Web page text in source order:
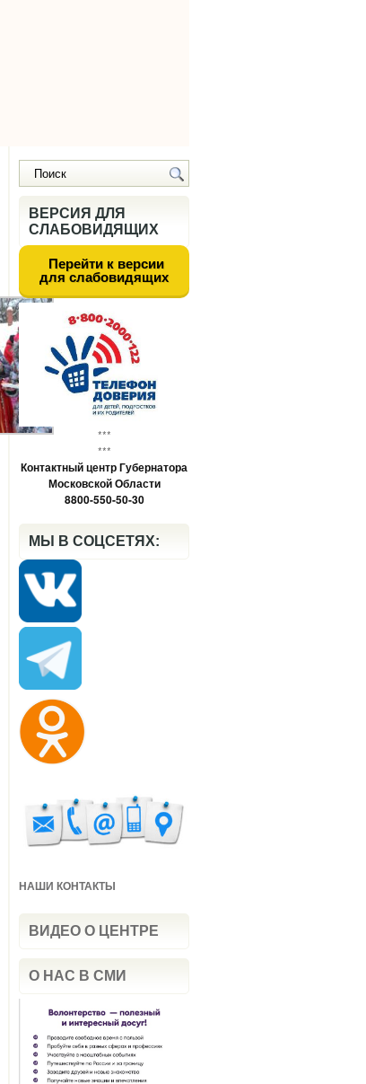
ВЕРСИЯ ДЛЯ
СЛАБОВИДЯЩИХ
Перейти к версии
для слабовидящих
***
***
Контактный центр Губернатора
Московской Области
8800-550-50-30
МЫ В СОЦСЕТЯХ:
НАШИ КОНТАКТЫ
ВИДЕО О ЦЕНТРЕ
О НАС В СМИ